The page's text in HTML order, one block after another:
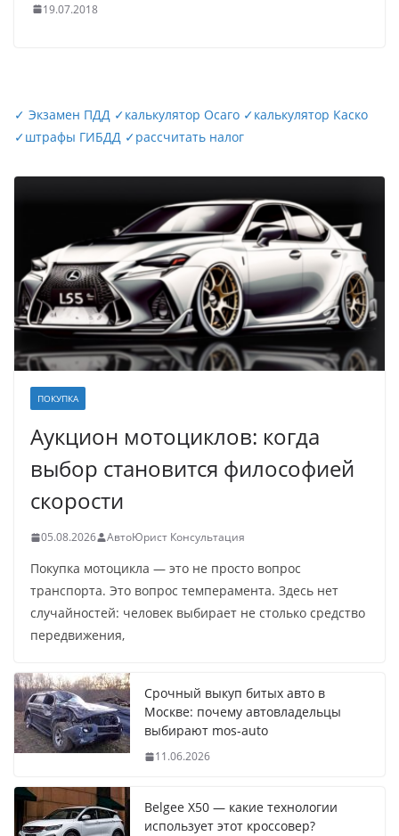
19.07.2018
✓ Экзамен ПДД ✓калькулятор Осаго ✓калькулятор Каско
✓штрафы ГИБДД ✓рассчитать налог
ПОКУПКА
Аукцион мотоциклов: когда
выбор становится философией
скорости
05.08.2026 АвтоЮрист Консультация
Покупка мотоцикла — это не просто вопрос
транспорта. Это вопрос темперамента. Здесь нет
случайностей: человек выбирает не столько средство
передвижения,
Срочный выкуп битых авто в
Москве: почему автовладельцы
выбирают mos-auto
11.06.2026
Belgee X50 — какие технологии
использует этот кроссовер?